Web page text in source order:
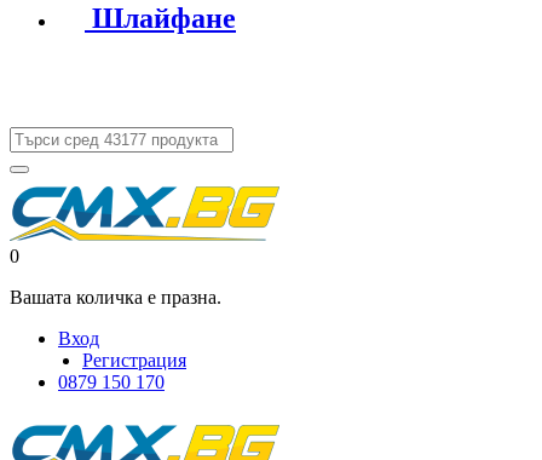
Шлайфане
0
Вашата количка е празна.
Вход
Регистрация
0879 150 170